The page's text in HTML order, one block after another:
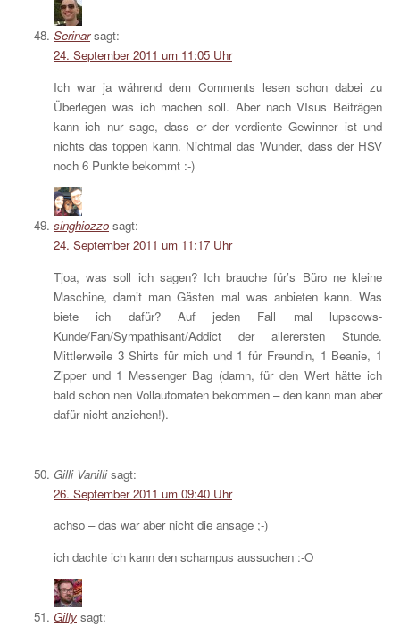
Serinar sagt:
24. September 2011 um 11:05 Uhr
Ich war ja während dem Comments lesen schon dabei zu
Überlegen was ich machen soll. Aber nach VIsus Beiträgen
kann ich nur sage, dass er der verdiente Gewinner ist und
nichts das toppen kann. Nichtmal das Wunder, dass der HSV
noch 6 Punkte bekommt :-)
singhiozzo sagt:
24. September 2011 um 11:17 Uhr
Tjoa, was soll ich sagen? Ich brauche für’s Büro ne kleine
Maschine, damit man Gästen mal was anbieten kann. Was
biete ich dafür? Auf jeden Fall mal lupscows-
Kunde/Fan/Sympathisant/Addict der allerersten Stunde.
Mittlerweile 3 Shirts für mich und 1 für Freundin, 1 Beanie, 1
Zipper und 1 Messenger Bag (damn, für den Wert hätte ich
bald schon nen Vollautomaten bekommen – den kann man aber
dafür nicht anziehen!).
Gilli Vanilli sagt:
26. September 2011 um 09:40 Uhr
achso – das war aber nicht die ansage ;-)
ich dachte ich kann den schampus aussuchen :-O
Gilly sagt: